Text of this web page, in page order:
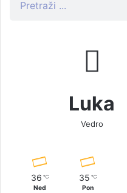
Luka
Vedro
36 ℃
Ned
35 ℃
Pon